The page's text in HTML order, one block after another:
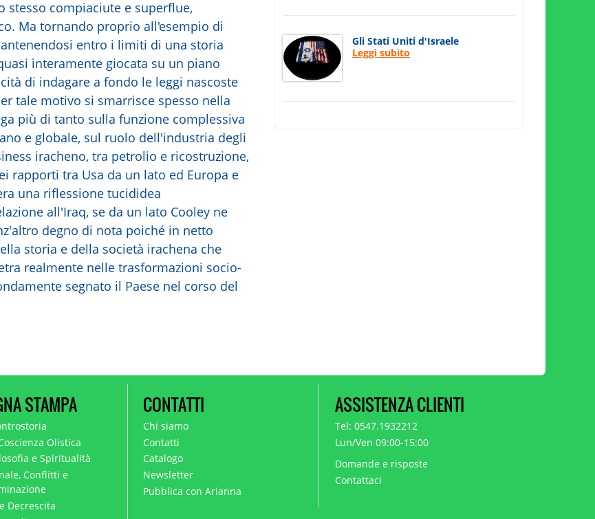
stesso compiaciute e superflue,
Ma tornando proprio all'esempio di
entro i limiti di una storia
interamente giocata su un piano
di indagare a fondo le leggi nascoste
tale motivo si smarrisce spesso nella
più di tanto sulla funzione complessiva
e globale, sul ruolo dell'industria degli
iracheno, tra petrolio e ricostruzione,
rapporti tra Usa da un lato ed Europa e
una riflessione tucididea
all'Iraq, se da un lato Cooley ne
degno di nota poiché in netto
storia e della società irachena che
realmente nelle trasformazioni socio-
segnato il Paese nel corso del
Gli Stati Uniti d'Israele
Leggi subito
STAMPA
Olistica
e Spiritualità
Conflitti e
Decrescita
CONTATTI
Chi siamo
Contatti
Catalogo
Newsletter
Pubblica con Arianna
ASSISTENZA CLIENTI
Tel: 0547.1932212
Lun/Ven 09:00-15:00
Domande e risposte
Contattaci